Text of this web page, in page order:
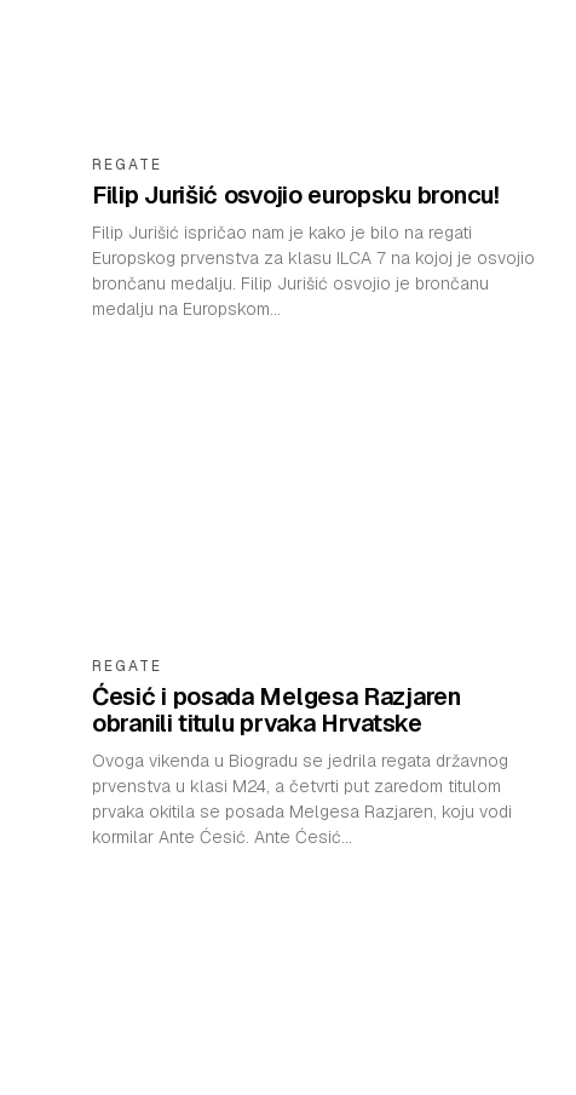
REGATE
Filip Jurišić osvojio europsku broncu!
Filip Jurišić ispričao nam je kako je bilo na regati
Europskog prvenstva za klasu ILCA 7 na kojoj je osvojio
brončanu medalju. Filip Jurišić osvojio je brončanu
medalju na Europskom...
REGATE
Ćesić i posada Melgesa Razjaren
obranili titulu prvaka Hrvatske
Ovoga vikenda u Biogradu se jedrila regata državnog
prvenstva u klasi M24, a četvrti put zaredom titulom
prvaka okitila se posada Melgesa Razjaren, koju vodi
kormilar Ante Ćesić. Ante Ćesić...